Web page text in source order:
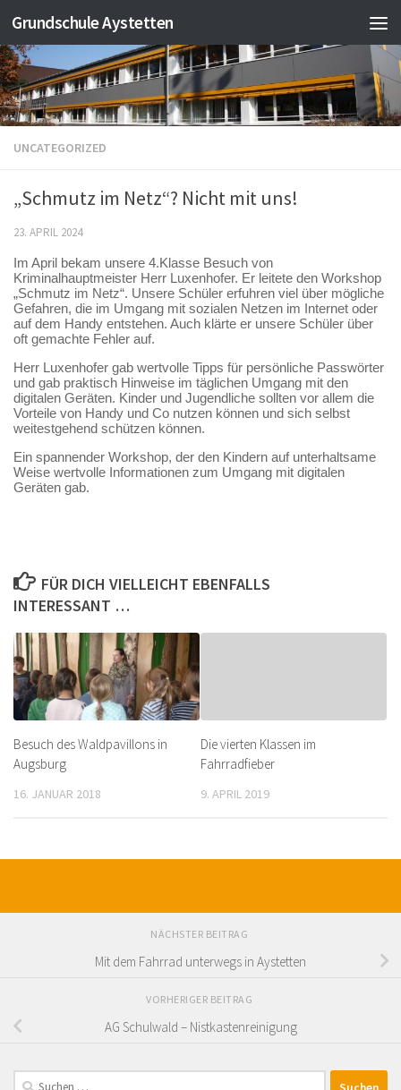
Zum Inhalt springen
Grundschule Aystetten
UNCATEGORIZED
„Schmutz im Netz“? Nicht mit uns!
23. APRIL 2024
Im April bekam unsere 4.Klasse Besuch von
Kriminalhauptmeister Herr Luxenhofer. Er leitete den Workshop
„Schmutz im Netz“. Unsere Schüler erfuhren viel über mögliche
Gefahren, die im Umgang mit sozialen Netzen im Internet oder
auf dem Handy entstehen. Auch klärte er unsere Schüler über
oft gemachte Fehler auf.
Herr Luxenhofer gab wertvolle Tipps für persönliche Passwörter
und gab praktisch Hinweise im täglichen Umgang mit den
digitalen Geräten. Kinder und Jugendliche sollten vor allem die
Vorteile von Handy und Co nutzen können und sich selbst
weitestgehend schützen können.
Ein spannender Workshop, der den Kindern auf unterhaltsame
Weise wertvolle Informationen zum Umgang mit digitalen
Geräten gab.
FÜR DICH VIELLEICHT EBENFALLS
INTERESSANT …
Besuch des Waldpavillons in
Augsburg
16. JANUAR 2018
Die vierten Klassen im
Fahrradfieber
9. APRIL 2019
NÄCHSTER BEITRAG
Mit dem Fahrrad unterwegs in Aystetten
VORHERIGER BEITRAG
AG Schulwald – Nistkastenreinigung
Suchen